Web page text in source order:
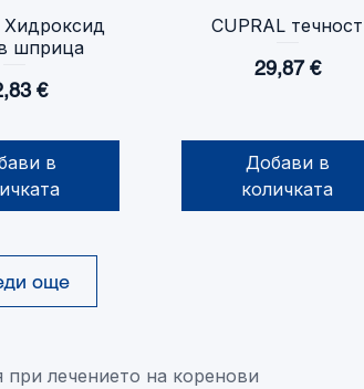
Хидроксид
шприца
€
в
Бърз преглед
CUPRAL течност
Цена
29,87 €
Добави в
количката
още
лечението на коренови